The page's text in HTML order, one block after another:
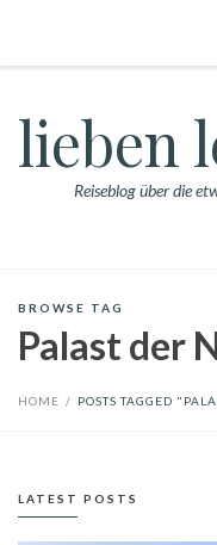
lieben
Reiseblog über die
BROWSE TAG
Palast der
HOME / POSTS TAGGED
LATEST POSTS